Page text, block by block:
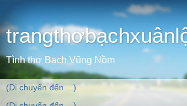
Tình thơ Bạch Vũng Nồm